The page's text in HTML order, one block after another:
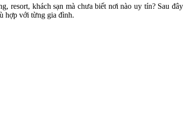
resort, khách sạn mà chưa biết nơi nào uy tín? Sau đây
hợp với từng gia đình.